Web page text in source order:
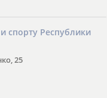
спорту Республики
25